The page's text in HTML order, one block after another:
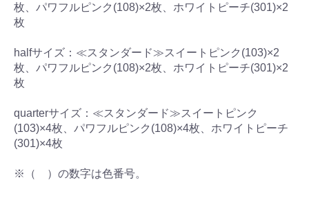
枚、パワフルピンク(108)×2枚、ホワイトピーチ(301)×2
枚
halfサイズ：≪スタンダード≫スイートピンク(103)×2
枚、パワフルピンク(108)×2枚、ホワイトピーチ(301)×2
枚
quarterサイズ：≪スタンダード≫スイートピンク
(103)×4枚、パワフルピンク(108)×4枚、ホワイトピーチ
(301)×4枚
※（ ）の数字は色番号。